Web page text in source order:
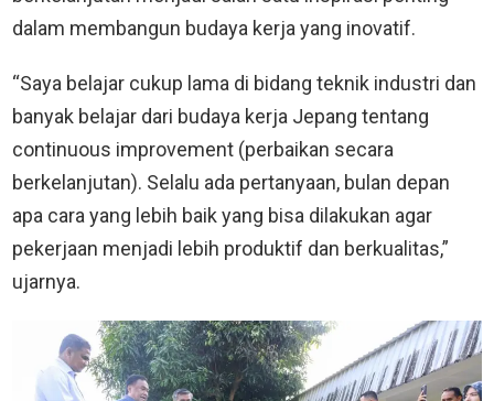
dalam membangun budaya kerja yang inovatif.
“Saya belajar cukup lama di bidang teknik industri dan
banyak belajar dari budaya kerja Jepang tentang
continuous improvement (perbaikan secara
berkelanjutan). Selalu ada pertanyaan, bulan depan
apa cara yang lebih baik yang bisa dilakukan agar
pekerjaan menjadi lebih produktif dan berkualitas,”
ujarnya.